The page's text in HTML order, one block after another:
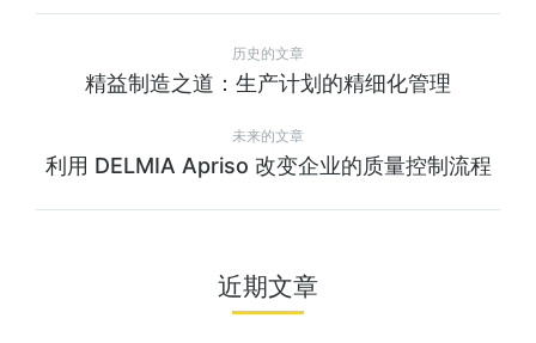
历史的文章
精益制造之道：生产计划的精细化管理
未来的文章
利用 DELMIA Apriso 改变企业的质量控制流程
近期文章